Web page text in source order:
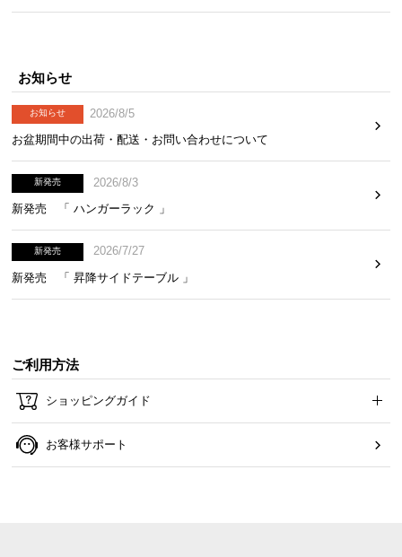
簡単な日々のメンテナンス
日々のメンテナンスはサッと乾拭き。万一汚れても
耐水性が高いので水拭きで簡単にお手入れができま
美しいステンレスフレーム
お知らせ
お知らせ
2026/8/5
お盆期間中の出荷・配送・お問い合わせについて
新発売
2026/8/3
新発売 「 ハンガーラック 」
新発売
2026/7/27
新発売 「 昇降サイドテーブル 」
ご利用方法
ショッピングガイド
お客様サポート